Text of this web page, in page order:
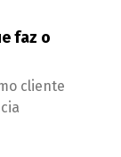
faz o
cliente